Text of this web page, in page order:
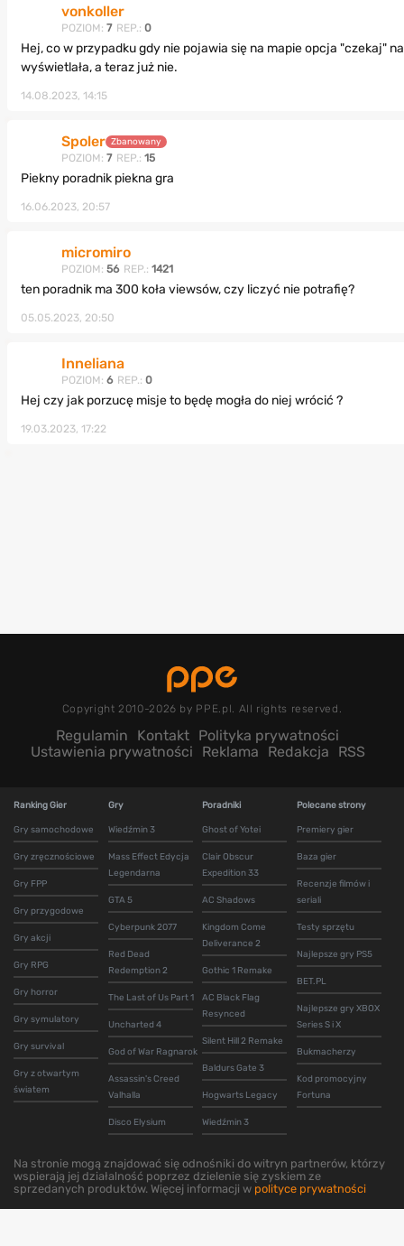
vonkoller
POZIOM: 7 REP.: 0
Hej, co w przypadku gdy nie pojawia się na mapie opcja "czekaj"
wyświetlała, a teraz już nie.
14.08.2023, 14:15
Spoler Zbanowany
POZIOM: 7 REP.: 15
Piekny poradnik piekna gra
16.06.2023, 20:57
micromiro
POZIOM: 56 REP.: 1421
ten poradnik ma 300 koła viewsów, czy liczyć nie potrafię?
05.05.2023, 20:50
Inneliana
POZIOM: 6 REP.: 0
Hej czy jak porzucę misje to będę mogła do niej wrócić ?
19.03.2023, 17:22
Copyright 2010-2026 by PPE.pl. All rights reserved.
Regulamin Kontakt Polityka prywatności
Ustawienia prywatności
Reklama Redakcja RSS
Ranking Gier
Gry samochodowe
Gry zręcznościowe
Gry FPP
Gry przygodowe
Gry akcji
Gry RPG
Gry horror
Gry symulatory
Gry survival
Gry z otwartym
światem
Gry
Wiedźmin 3
Mass Effect Edycja
Legendarna
GTA 5
Cyberpunk 2077
Red Dead
Redemption 2
The Last of Us Part 1
Uncharted 4
God of War Ragnarok
Assassin's Creed
Valhalla
Disco Elysium
Poradniki
Ghost of Yotei
Clair Obscur
Expedition 33
AC Shadows
Kingdom Come
Deliverance 2
Gothic 1 Remake
AC Black Flag
Resynced
Silent Hill 2 Remake
Baldurs Gate 3
Hogwarts Legacy
Wiedźmin 3
Polecane strony
Premiery gier
Baza gier
Recenzje filmów i
seriali
Testy sprzętu
Najlepsze gry PS5
BET.PL
Najlepsze gry XBOX
Series S i X
Bukmacherzy
Kod promocyjny
Fortuna
Na stronie mogą znajdować się odnośniki do witryn partnerów, którzy
wspierają jej działalność poprzez dzielenie się zyskiem ze
sprzedanych produktów. Więcej informacji w polityce prywatności